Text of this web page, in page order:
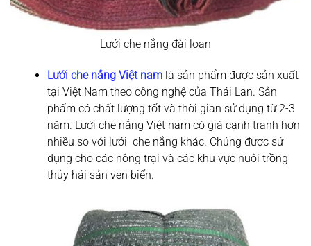
Lưới che nắng đài loan
Lưới che nắng Việt namlà sản phẩm được sản xuất
tại Việt Nam theo công nghệ của Thái Lan. Sản
phẩm có chất lượng tốt và thời gian sử dụng từ 2-3
năm. Lưới che nắng Việt nam có giá cạnh tranh hơn
nhiều so với lưới che nắng khác. Chúng được sử
dụng cho các nông trại và các khu vực nuôi trồng
thủy hải sản ven biển.